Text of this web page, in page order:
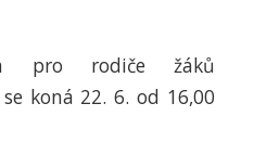
pro rodiče žáků
koná 22. 6. od 16,00